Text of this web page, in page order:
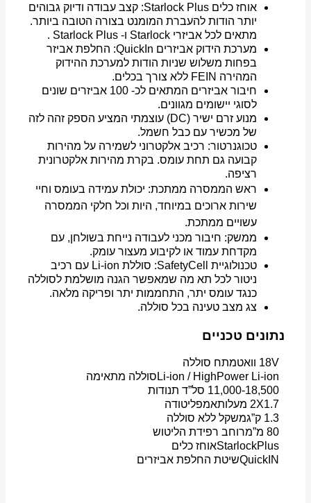
אוחז כלים Starlock Plus: קצב עבודה ודיוק גבוהים
יותר הודות להעברת המומנט בצורה הטובה ביותר.
מתאים לכל אביזרי Starlock ו- Starlock Plus .
מערכת הידוק אביזרים QuickIn: החלפת אביזר
בפחות משלוש שניות הודות למערכת ההידוק
המהירה FEIN ללא צורך בכלים.
חיבור אביזרים המתאים לכ- 100 אביזרים שונים
לסוגי יישומים מגוונים.
מנוע זרם ישיר (DC) עוצמתי המציע הספק זהה לזה
של מכשיר עם כבל חשמל.
טכוגנרטור: רכיב אלקטרוני לשמירה על מהירות
קבועה גם תחת עומס. בקרת מהירות אלקטרונית
רציפה.
ראש הממסרה ממתכת: יכולת עמידה בעומס וחיי
שירות ארוכים במיוחד, היות וכל חלקי הממסרה
עשויים ממתכת.
ממשק: חיבור מכני לעבודה נייחת בשולחן, עם
מקדחת עמוד או לקיבוע מעצור עומק.
טכנולוגיית SafetyCell: סוללת Li-ion עם רכיב
ניטור לכל תא מה שמאפשר הגנה מושלמת לסוללה
כנגד עומס יתר, התחממות יתר ופריקה מלאה.
צג מצב טעינה בכל סוללה.
נתונים טכניים
18V וואט
מתח סוללה
Li-ion / HighPower Li-ion סוללה מתאימה
11,000-18,500 סל”ד
תנודות
2X1.7 מעלות
אמפליטודה
1.3 ק”ג
משקל ללא סוללה
80 מ”מ
רוחב רפידת הליטוש
StarlockPlusאוחז כלים
QuickINשיטת החלפת אביזרים